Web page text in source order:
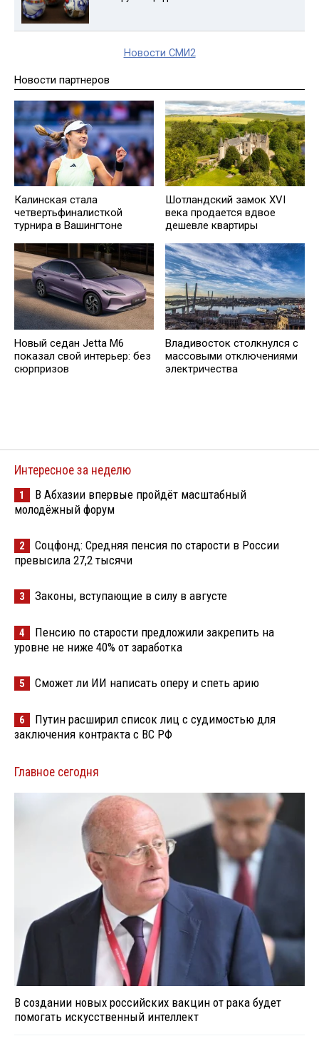
Новости СМИ2
Новости партнеров
Калинская стала
четвертьфиналисткой
турнира в Вашингтоне
Шотландский замок XVI
века продается вдвое
дешевле квартиры
Новый седан Jetta M6
показал свой интерьер: без
сюрпризов
Владивосток столкнулся с
массовыми отключениями
электричества
Интересное за неделю
1
В Абхазии впервые пройдёт масштабный
молодёжный форум
2
Соцфонд: Средняя пенсия по старости в России
превысила 27,2 тысячи
3 Законы, вступающие в силу в августе
4
Пенсию по старости предложили закрепить на
уровне не ниже 40% от заработка
5 Сможет ли ИИ написать оперу и спеть арию
6
Путин расширил список лиц с судимостью для
заключения контракта с ВС РФ
Главное сегодня
В создании новых российских вакцин от рака будет
помогать искусственный интеллект